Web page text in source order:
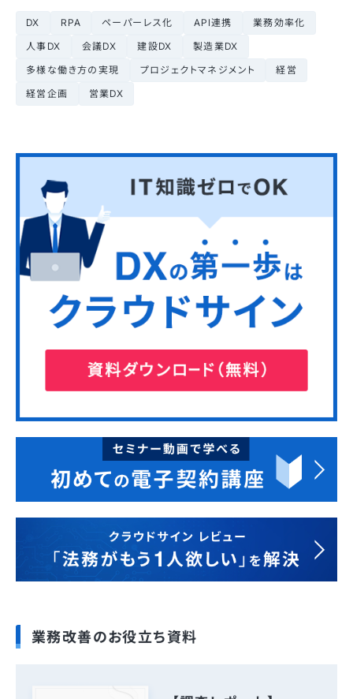
DX RPA ペーパーレス化 API連携
業務効率化
人事DX
会議DX 建設DX
製造業DX
多様な働き方の実現
プロジェクトマネジメント
経営
経営企画
営業DX
業務改善のお役立ち資料